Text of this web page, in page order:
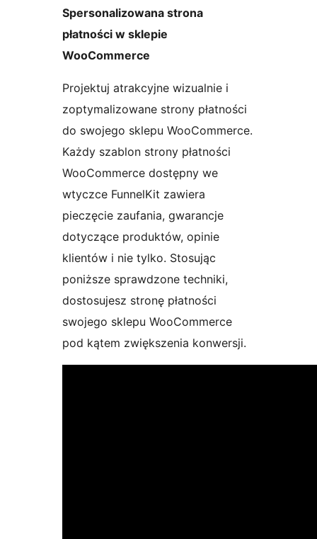
Spersonalizowana strona
płatności w sklepie
WooCommerce
Projektuj atrakcyjne wizualnie i
zoptymalizowane strony płatności
do swojego sklepu WooCommerce.
Każdy szablon strony płatności
WooCommerce dostępny we
wtyczce FunnelKit zawiera
pieczęcie zaufania, gwarancje
dotyczące produktów, opinie
klientów i nie tylko. Stosując
poniższe sprawdzone techniki,
dostosujesz stronę płatności
swojego sklepu WooCommerce
pod kątem zwiększenia konwersji.